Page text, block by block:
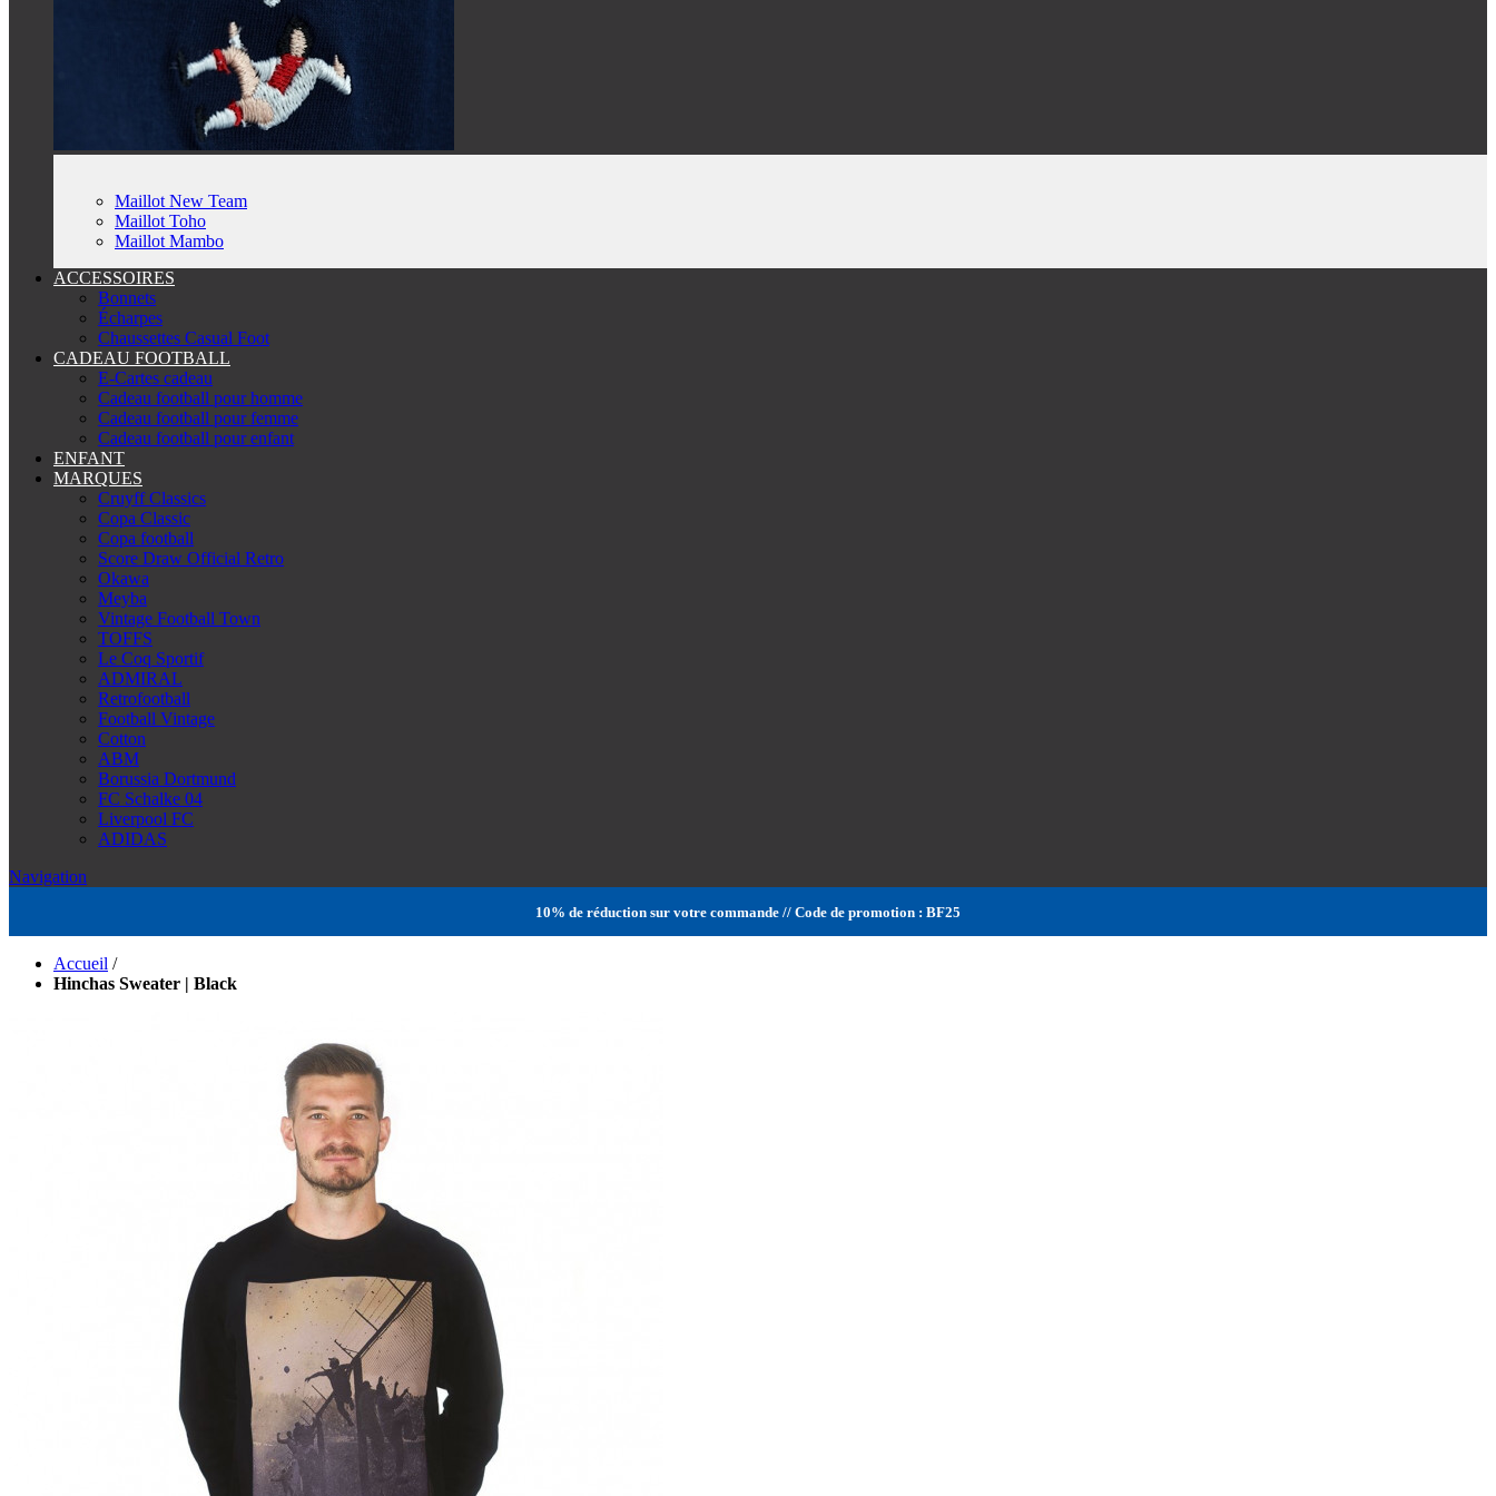
Maillot New Team
Maillot Toho
Maillot Mambo
ACCESSOIRES
Bonnets
Écharpes
Chaussettes Casual Foot
CADEAU FOOTBALL
E-Cartes cadeau
Cadeau football pour homme
Cadeau football pour femme
Cadeau football pour enfant
ENFANT
MARQUES
Cruyff Classics
Copa Classic
Copa football
Score Draw Official Retro
Okawa
Meyba
Vintage Football Town
TOFFS
Le Coq Sportif
ADMIRAL
Retrofootball
Football Vintage
Cotton
ABM
Borussia Dortmund
FC Schalke 04
Liverpool FC
ADIDAS
Navigation
10% de réduction sur votre commande // Code de promotion : BF25
Accueil /
Hinchas Sweater | Black